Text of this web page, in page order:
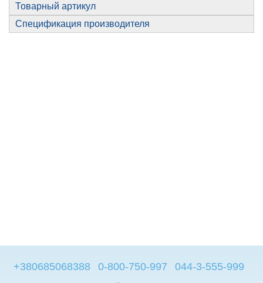
Товарный артикул
Спецификация производителя
+380685068388 0-800-750-997 044-3-555-999